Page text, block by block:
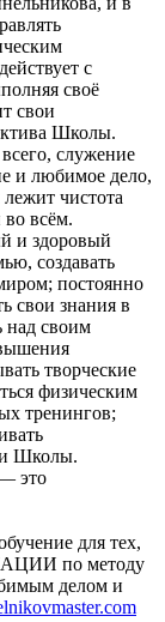
с
своё
свои
Школы.
служение
и любимое дело,
чистота
во всём.
и здоровый
создавать
постоянно
свои знания в
над своим
творческие
физическим
тренингов;
Школы.
это
для тех,
по методу
делом и